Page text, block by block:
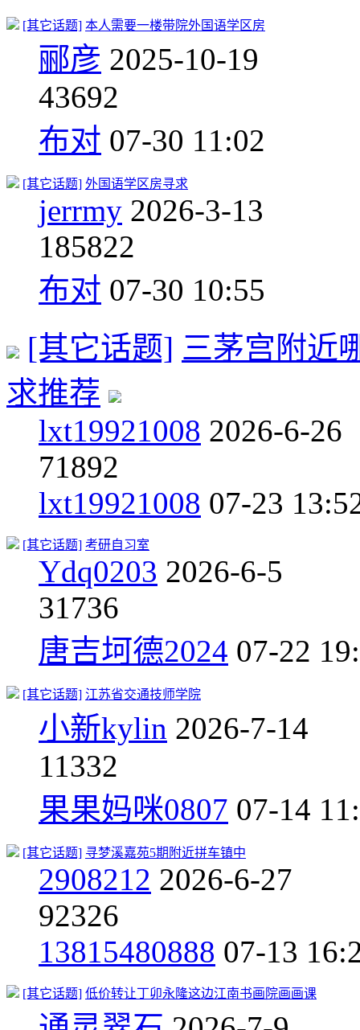
[其它话题] 本人需要一楼带院外国语学区房
郦彦 2025-10-19
43692
布对 07-30 11:02
[其它话题] 外国语学区房寻求
jerrmy 2026-3-13
185822
布对 07-30 10:55
[其它话题] 三茅宫附近
求推荐
lxt19921008 2026-6-26
71892
lxt19921008 07-23
[其它话题] 考研自习室
Ydq0203 2026-6-5
31736
唐吉坷德2024 07-22
[其它话题] 江苏省交通技师学院
小新kylin 2026-7-14
11332
果果妈咪0807 07-14
[其它话题] 寻梦溪嘉苑5期附近拼车镇中
2908212 2026-6-27
92326
13815480888 07-13
[其它话题] 低价转让丁卯永隆这边江南书画院画画课